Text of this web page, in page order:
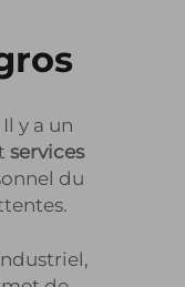
y a un
services
du